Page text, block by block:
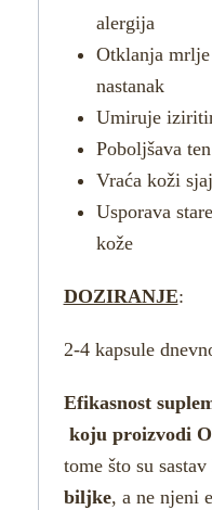
alergija
Otklanja
nastanak
Umiruje
Poboljšava
Vraća koži
Usporava
kože
DOZIRANJE:
2-4 kapsule
Efikasnost
koju proizvodi
tome što su
biljke, a ne njeni